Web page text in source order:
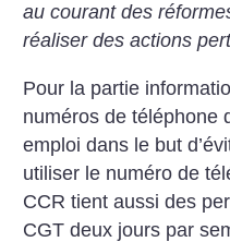
au courant des
réaliser des actions
Pour la partie
numéros de téléphone
emploi dans le but
utiliser le numéro de
CCR tient aussi des
CGT deux jours par